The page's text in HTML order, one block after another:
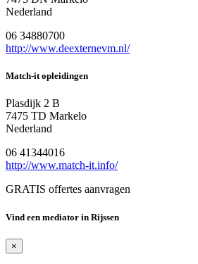
Nederland
06 34880700
http://www.deexternevm.nl/
Match-it opleidingen
Plasdijk 2 B
7475 TD Markelo
Nederland
06 41344016
http://www.match-it.info/
GRATIS offertes aanvragen
Vind een mediator in Rijssen
×